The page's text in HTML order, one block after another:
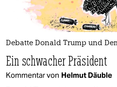
Debatte Donald Trump und
Ein schwacher Präsident
Kommentar von Helmut Däuble